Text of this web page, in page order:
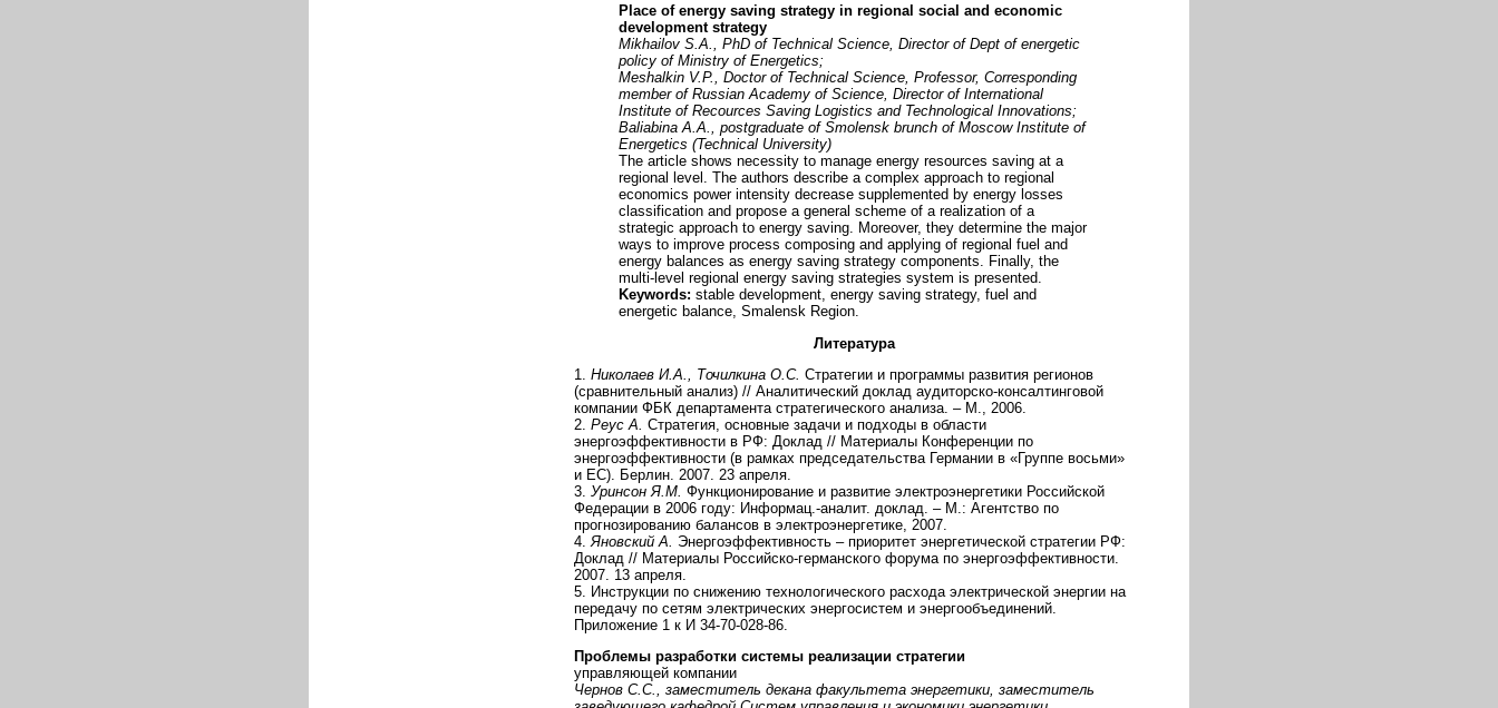
Place of energy saving strategy in regional social and economic
development strategy
Mikhailov S.A., PhD of Technical Science, Director of Dept of energetic
policy of Ministry of Energetics;
Meshalkin V.P., Doctor of Technical Science, Professor, Corresponding
member of Russian Academy of Science, Director of International
Institute of Recources Saving Logistics and Technological Innovations;
Baliabina A.A., postgraduate of Smolensk brunch of Moscow Institute of
Energetics (Technical University)
The article shows necessity to manage energy resources saving at a
regional level. The authors describe a complex approach to regional
economics power intensity decrease supplemented by energy losses
classification and propose a general scheme of a realization of a
strategic approach to energy saving. Moreover, they determine the major
ways to improve process composing and applying of regional fuel and
energy balances as energy saving strategy components. Finally, the
multi-level regional energy saving strategies system is presented.
Keywords: stable development, energy saving strategy, fuel and
energetic balance, Smalensk Region.
Литература
1. Николаев И.А., Точилкина О.С. Стратегии и программы развития регионов
(сравнительный анализ) // Аналитический доклад аудиторско-консалтинговой
компании ФБК департамента стратегического анализа. – М., 2006.
2. Реус А. Стратегия, основные задачи и подходы в области
энергоэффективности в РФ: Доклад // Материалы Конференции по
энергоэффективности (в рамках председательства Германии в «Группе восьми»
и ЕС). Берлин. 2007. 23 апреля.
3. Уринсон Я.М. Функционирование и развитие электроэнергетики Российской
Федерации в 2006 году: Информац.-аналит. доклад. – М.: Агентство по
прогнозированию балансов в электроэнергетике, 2007.
4.Яновский А. Энергоэффективность – приоритет энергетической стратегии РФ:
Доклад // Материалы Российско-германского форума по энергоэффективности.
2007. 13 апреля.
5. Инструкции по снижению технологического расхода электрической энергии на
передачу по сетям электрических энергосистем и энергообъединений.
Приложение 1 к И 34-70-028-86.
Проблемы разработки системы реализации стратегии
управляющей компании
Чернов С.С., заместитель декана факультета энергетики, заместитель